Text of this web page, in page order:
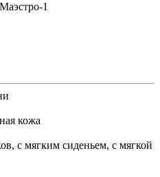
1
кожа
с мягким сиденьем, с мягкой